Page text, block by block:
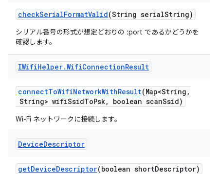
checkSerialFormatValid(String serialString)
シリアル番号の形式が想定どおりの :port であるかどうかを
確認します。
IWifiHelper.WifiConnectionResult
connectToWifiNetworkWithResult(Map<String ,
String> wifiSsidToPsk, boolean scanSsid)
Wi-Fi ネットワークに接続します。
DeviceDescriptor
getDeviceDescriptor(boolean shortDescriptor)